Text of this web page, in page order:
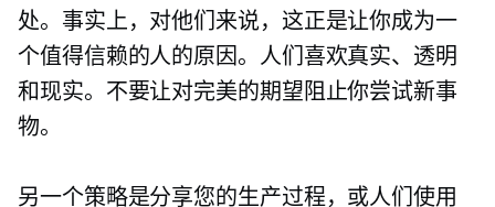
处。事实上，对他们来说，这正是让你成为一
个值得信赖的人的原因。人们喜欢真实、透明
和现实。不要让对完美的期望阻止你尝试新事
物。
另一个策略是分享您的生产过程，或人们使用